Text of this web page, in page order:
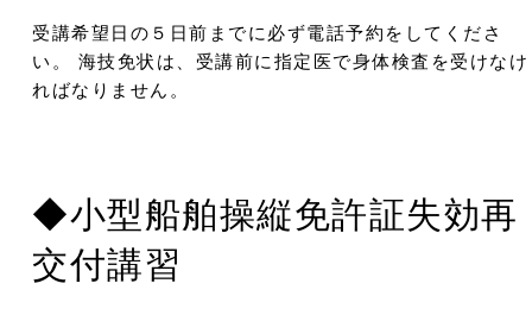
受講希望日の５日前までに必ず電話予約をしてくださ
い。 海技免状は、受講前に指定医で身体検査を受けなけ
ればなりません。
◆小型船舶操縦免許証失効再
交付講習